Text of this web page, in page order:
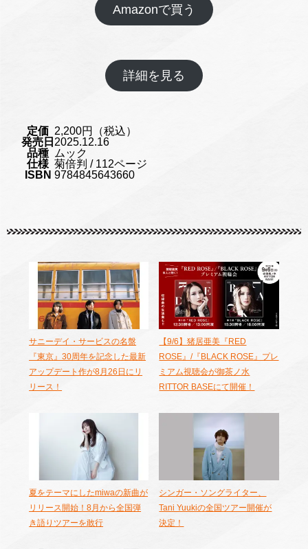
Amazonで買う
詳細を見る
定価 2,200円（税込）
発売日 2025.12.16
品種
ムック
仕様 菊倍判 / 112ページ
ISBN 9784845643660
サニーデイ・サービスの名盤
『東京』30周年を記念した最新
アップデート作が8月26日にリ
リース！
【9/6】猪居亜美『RED
ROSE』/『BLACK ROSE』プレ
ミアム視聴会が御茶ノ水
RITTOR BASEにて開催！
夏をテーマにしたmiwaの新曲が
リリース開始！8月から全国弾
き語りツアーを敢行
シンガー・ソングライター、
Tani Yuukiの全国ツアー開催が
決定！